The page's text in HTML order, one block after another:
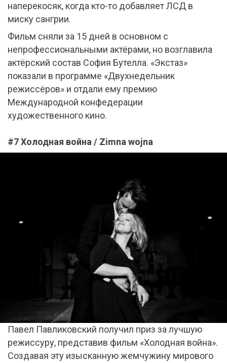
наперекосяк, когда кто-то добавляет ЛСД в
миску сангрии.
Фильм сняли за 15 дней в основном с
непрофессиональными актёрами, но возглавила
актёрский состав София Бутелла. «Экстаз»
показали в программе «Двухнедельник
режиссёров» и отдали ему премию
Международной конфедерации
художественного кино.
#7 Холодная война / Zimna wojna
Павел Павликовский получил приз за лучшую
режиссуру, представив фильм «Холодная война».
Создавая эту изысканную жемчужину мирового